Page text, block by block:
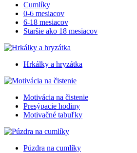
Cumlíky
0-6 mesiacov
6-18 mesiacov
Staršie ako 18 mesiacov
Hrkálky a hryzátka
Motivácia na čistenie
Presýpacie hodiny
Motivačné tabuľky
Púzdra na cumlíky